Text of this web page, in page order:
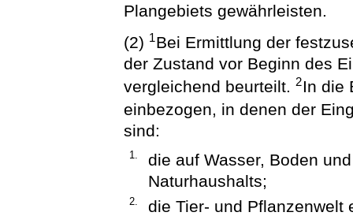
Plangebiets gewährleisten.
(2) 1Bei Ermittlung der
der Zustand vor Beginn des
vergleichend beurteilt.2In die
einbezogen, in denen der
sind:
1.
die auf Wasser, Boden
Naturhaushalts;
2.
die Tier- und Pflanzenwelt